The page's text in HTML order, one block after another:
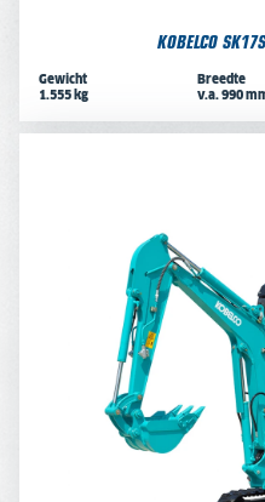
KOBELCO
Gewicht
1.555 kg
Breedte
v.a. 990